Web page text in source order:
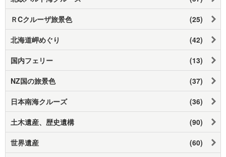
ＲCクルーザ旅景色 (25)
北海道岬めぐり (42)
国内フェリー (13)
NZ国の旅景色 (37)
日本南海クルーズ (36)
土木遺産、歴史遺構 (90)
世界遺産 (60)